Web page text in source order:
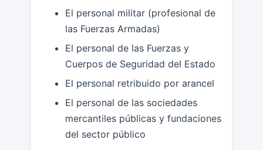
El personal militar (profesional de
las Fuerzas Armadas)
El personal de las Fuerzas y
Cuerpos de Seguridad del Estado
El personal retribuido por arancel
El personal de las sociedades
mercantiles públicas y fundaciones
del sector público